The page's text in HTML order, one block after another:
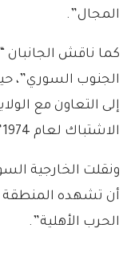
المجال”.
كما ناقش الجانبان
الجنوب السوري”،
إلى التعاون مع
الاشتباك لعام 1974”.
ونقلت الخارجية
أن تشهده المنطقة
الحرب الأهلية”.